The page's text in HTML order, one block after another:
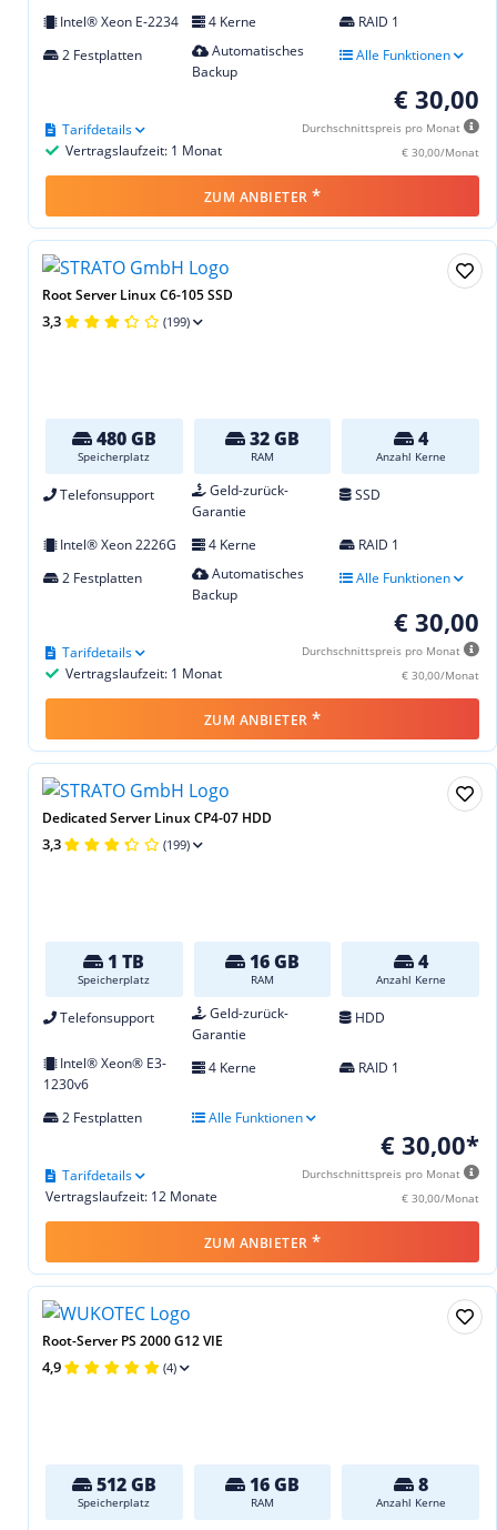
Intel® Xeon E-2234 4 Kerne
RAID 1
2 Festplatten
Automatisches
Backup
Alle Funktionen
€ 30,00
Durchschnittspreis pro Monat
€ 30,00/Monat
Vertragslaufzeit: 1 Monat
Tarifdetails
ZUM ANBIETER *
Root Server Linux C6-105 SSD
3,3 (199)
480 GB
Speicherplatz
32 GB
RAM
4
Anzahl Kerne
Telefonsupport
Geld-zurück-
Garantie
SSD
Intel® Xeon 2226G 4 Kerne
RAID 1
2 Festplatten
Automatisches
Backup
Alle Funktionen
€ 30,00
Durchschnittspreis pro Monat
€ 30,00/Monat
Vertragslaufzeit: 1 Monat
Tarifdetails
ZUM ANBIETER *
Dedicated Server Linux CP4-07 HDD
3,3 (199)
1 TB
Speicherplatz
16 GB
RAM
4
Anzahl Kerne
Telefonsupport
Geld-zurück-
Garantie
HDD
Intel® Xeon® E3-
1230v6
4 Kerne RAID 1
2 Festplatten Alle Funktionen
€ 30,00*
Durchschnittspreis pro Monat
€ 30,00/Monat
Vertragslaufzeit: 12 Monate
Tarifdetails
ZUM ANBIETER *
Root-Server PS 2000 G12 VIE
4,9 (4)
512 GB
Speicherplatz
16 GB
RAM
8
Anzahl Kerne